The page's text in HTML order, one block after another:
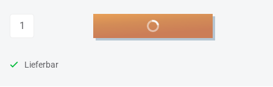
Anzahl In den Warenkorb
Lieferbar